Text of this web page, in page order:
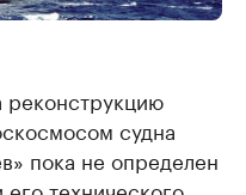
судна
пока не определен